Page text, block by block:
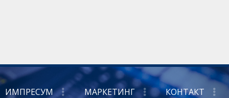
ИМПРЕСУМ МАРКЕТИНГ
КОНТАКТ